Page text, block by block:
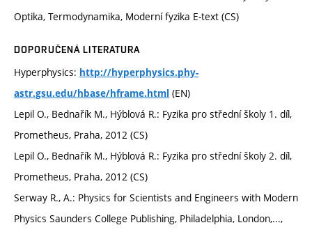
Optika, Termodynamika, Moderní fyzika E-text (CS)
DOPORUČENÁ LITERATURA
Hyperphysics: http://hyperphysics.phy-
astr.gsu.edu/hbase/hframe.html (EN)
Lepil O., Bednařík M., Hýblová R.: Fyzika pro střední školy 1. díl,
Prometheus, Praha, 2012 (CS)
Lepil O., Bednařík M., Hýblová R.: Fyzika pro střední školy 2. díl,
Prometheus, Praha, 2012 (CS)
Serway R., A.: Physics for Scientists and Engineers with Modern
Physics Saunders College Publishing, Philadelphia, London,...,